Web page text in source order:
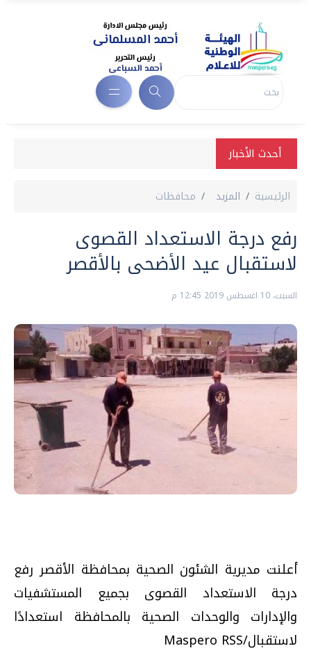
أحدث الأخبار
الرئيسية المزيد محافظات
رفع درجة الاستعداد القصوى
لاستقبال عيد الأضحى بالأقصر
السبت، 10 اغسطس 2019 12:45 م
أعلنت مديرية الشئون الصحية بمحافظة الأقصر رفع
درجة الاستعداد القصوى بجميع المستشفيات
والإدارات والوحدات الصحية بالمحافظة استعدادًا
لاستقبال/Maspero RSS